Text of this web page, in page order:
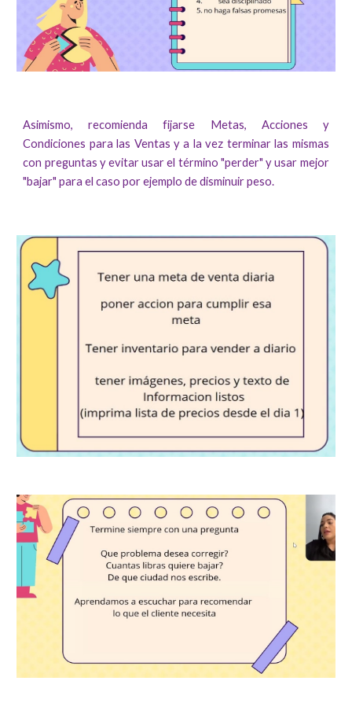
Asimismo, recomienda fijarse Metas, Acciones y
Condiciones para las Ventas y a la vez terminar las mismas
con preguntas y evitar usar el término "perder" y usar mejor
"bajar" para el caso por ejemplo de disminuir peso.